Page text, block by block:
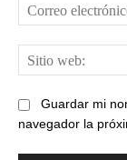
Guardar mi
navegador la